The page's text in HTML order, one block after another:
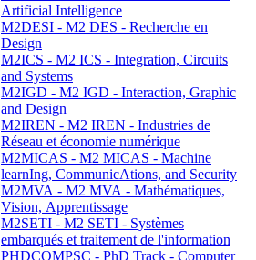
Artificial Intelligence
M2DESI - M2 DES - Recherche en
Design
M2ICS - M2 ICS - Integration, Circuits
and Systems
M2IGD - M2 IGD - Interaction, Graphic
and Design
M2IREN - M2 IREN - Industries de
Réseau et économie numérique
M2MICAS - M2 MICAS - Machine
learnIng, CommunicAtions, and Security
M2MVA - M2 MVA - Mathématiques,
Vision, Apprentissage
M2SETI - M2 SETI - Systèmes
embarqués et traitement de l'information
PHDCOMPSC - PhD Track - Computer